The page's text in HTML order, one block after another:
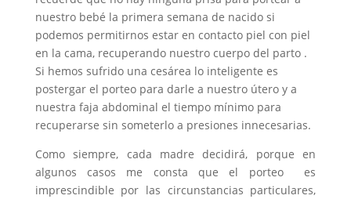
nuestro bebé la primera semana de nacido si
podemos permitirnos estar en contacto piel con piel
en la cama, recuperando nuestro cuerpo del parto .
Si hemos sufrido una cesárea lo inteligente es
postergar el porteo para darle a nuestro útero y a
nuestra faja abdominal el tiempo mínimo para
recuperarse sin someterlo a presiones innecesarias.
Como siempre, cada madre decidirá, porque en
algunos casos me consta que el porteo es
imprescindible por las circunstancias particulares,